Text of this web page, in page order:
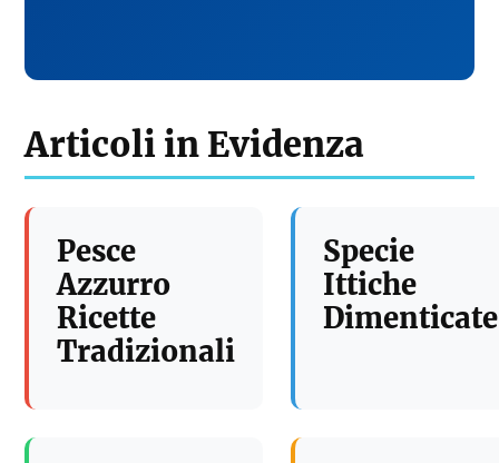
Articoli in Evidenza
Pesce
Azzurro
Ricette
Tradizionali
Specie
Ittiche
Dimenticate